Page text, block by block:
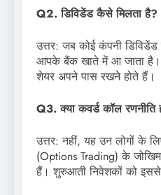
Q2. डिविडेंड कैसे मिलता है?
उत्तर: जब कोई कंपनी
आपके बैंक खाते में आ जाता
शेयर अपने पास रखने होते हैं।
Q3. क्या कवर्ड कॉल
उत्तर: नहीं, यह उन लोगों के
(Options Trading) के
हैं। शुरुआती निवेशकों को इससे